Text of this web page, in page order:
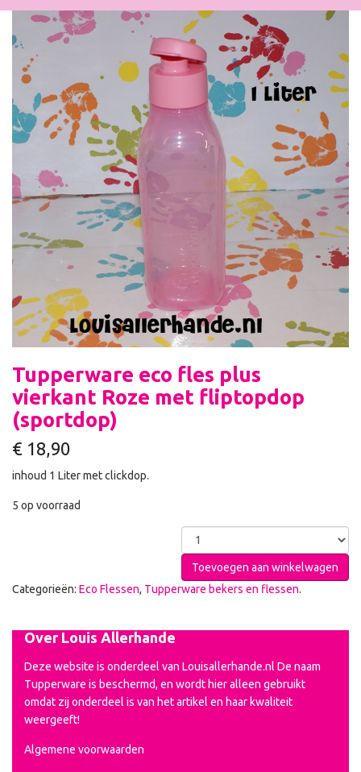
Tupperware eco fles plus
vierkant Roze met fliptopdop
(sportdop)
€ 18,90
inhoud 1 Liter met clickdop.
5 op voorraad
Toevoegen aan winkelwagen
Categorieën: Eco Flessen, Tupperware bekers en flessen.
Over Louis Allerhande
Deze website is onderdeel van Louisallerhande.nl De naam
Tupperware is beschermd, en wordt hier alleen gebruikt
omdat zij onderdeel is van het artikel en haar kwaliteit
weergeeft!
Algemene voorwaarden